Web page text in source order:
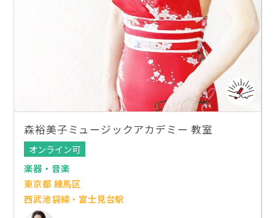
森裕美子ミュージックアカデミー 教室
オンライン可
楽器・音楽
東京都 練馬区
西武池袋線・富士見台駅